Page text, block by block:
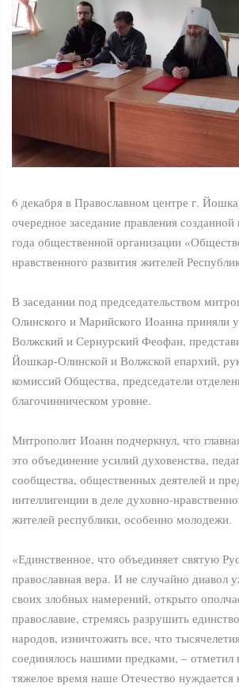
6 декабря в Православном центре г.
очередное заседание правления
года общественной организации
нравственного развития жителей
В заседании под председательством
Олинского и Марийского Иоанна приняли
Волжский и Сернурский Феофан,
Йошкар-Олинской и Волжской епархий,
комиссий Общества, председатели
благочинническом уровне.
Митрополит Иоанн подчеркнул, что
это объединение усилий духовенства,
сообщества, общественных деятелей и
интеллигенции в деле духовно-
жителей республики, особенно молодежи.
«Единственное, что объединяет святую
православная вера. И не случайно диавол
своих злобных намерений, открыто
православие, стремясь разрушить
народов, изничтожить все, что
соединялось нашими предками, – отметил
тяжелое время наше Отечество нуждается